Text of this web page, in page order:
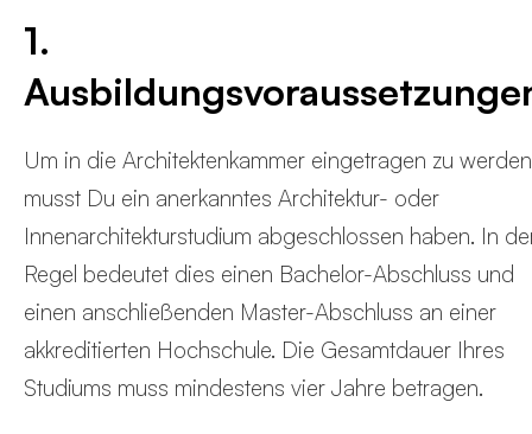
1.
Um in die Architektenkammer eingetragen zu
musst Du ein anerkanntes Architektur- oder
Innenarchitekturstudium abgeschlossen haben. In
Regel bedeutet dies einen Bachelor-Abschluss und
einen anschließenden Master-Abschluss an einer
akkreditierten Hochschule. Die Gesamtdauer Ihres
Studiums muss mindestens vier Jahre betragen.